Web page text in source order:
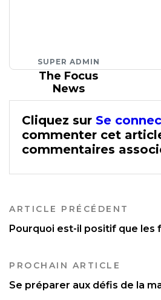
SUPER ADMIN
The Focus
News
Cliquez sur Se
commenter cet
commentaires
ARTICLE PRÉCÉDENT
Pourquoi est-il positif que les
PROCHAIN ARTICLE
Se préparer aux défis de la